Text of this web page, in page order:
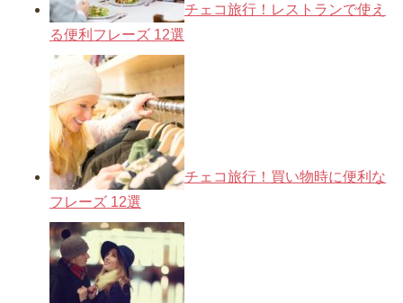
チェコ旅行！レストランで使え
る便利フレーズ 12選
チェコ旅行！買い物時に便利な
フレーズ 12選